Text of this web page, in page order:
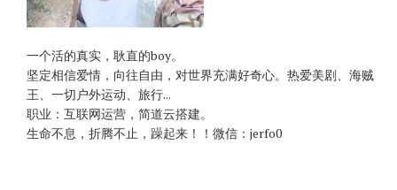
一个活的真实，耿直的boy。
坚定相信爱情，向往自由，对世界充满好奇心。热爱美剧、海贼
王、一切户外运动、旅行...
职业：互联网运营，简道云搭建。
生命不息，折腾不止，躁起来！！微信：jerfo0